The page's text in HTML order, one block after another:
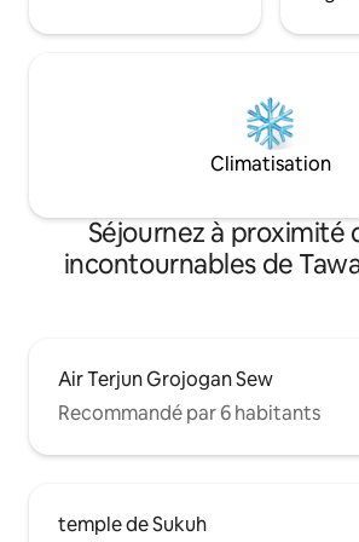
Climatisation
Séjournez à proximité
incontournables de
Air Terjun Grojogan Sew
Recommandé par 6 habitants
temple de Sukuh